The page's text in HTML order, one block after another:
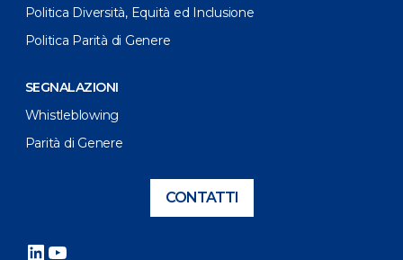
Politica Diversità, Equità ed Inclusione
Politica Parità di Genere
SEGNALAZIONI
Whistleblowing
Parità di Genere
CONTATTI
LinkedIn
YouTube